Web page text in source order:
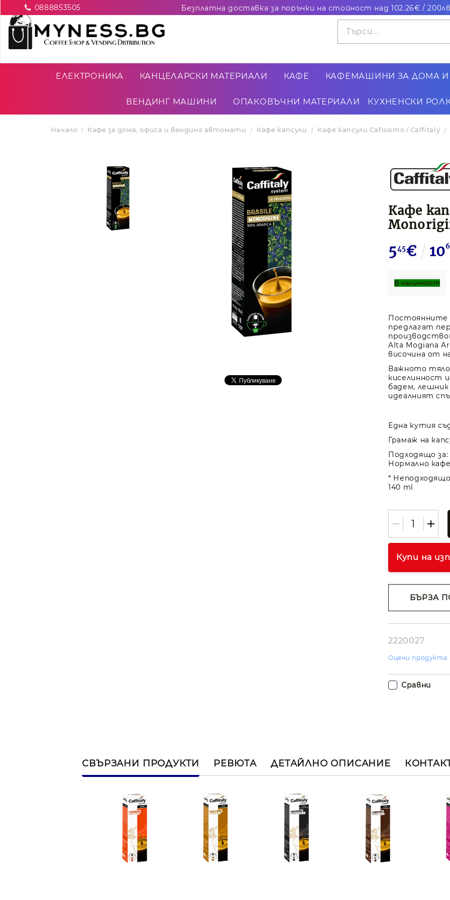
0888853505
ЕЛЕКТРОНИКА КАНЦЕЛАРСКИ МАТЕРИАЛИ КАФЕ КАФЕМАШИНИ ЗА ДОМА
ВЕНДИНГ МАШИНИ ОПАКОВЪЧНИ МАТЕРИАЛИ КУХНЕНСКИ
Начало Кафе за дома, офиса и вендинг автомати Кафе капсули Кафе капсули Cafissimo / Caffitaly
Кафе
545€ 10
В наличност
Постоянните
предлагат
Alta Mogiana
височина от
Важното
киселинност
бадем,
идеалният
Една кутия
Грамаж на
Подходящо
Нормално
* Неподходящо
140 ml
Купи на
БЪРЗА
лични
работния ден.
2220027
Оцени продукта
Сравни
СВЪРЗАНИ ПРОДУКТИ РЕВЮТА ДЕТАЙЛНО ОПИСАНИЕ